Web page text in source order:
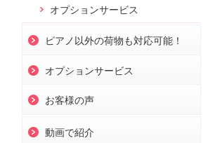
オプションサービス
ピアノ以外の荷物も対応可能！
オプションサービス
お客様の声
動画で紹介